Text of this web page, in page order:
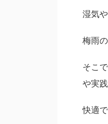
湿気
梅雨
そこ
や実
快適